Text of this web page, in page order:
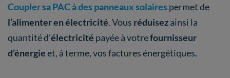
Coupler sa PAC à des panneaux solaires permet de
l’alimenter en électricité. Vous réduisezainsi la
quantité d’électricité payée à votrefournisseur
d’énergieet, à terme, vos factures énergétiques.